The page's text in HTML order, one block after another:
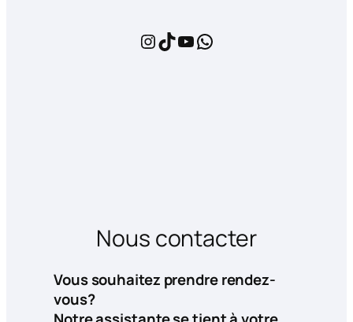
InstagramTikTok YouTube WhatsApp
Nous contacter
Vous souhaitez prendre rendez-
vous?